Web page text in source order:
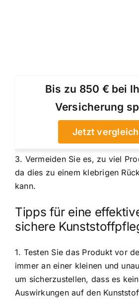
Bis zu 850 € bei
Versicherung
Jetzt
3. Vermeiden Sie es, zu viel
da dies zu einem klebrigen
kann.
Tipps für eine
sichere
1. Testen Sie das Produkt vor
immer an einer kleinen und
um sicherzustellen, dass es
Auswirkungen auf den